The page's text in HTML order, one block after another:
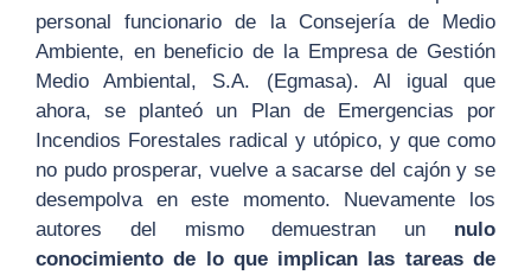
personal funcionario de la Consejería de Medio
Ambiente, en beneficio de la Empresa de Gestión
Medio Ambiental, S.A. (Egmasa). Al igual que
ahora, se planteó un Plan de Emergencias por
Incendios Forestales radical y utópico, y que como
no pudo prosperar, vuelve a sacarse del cajón y se
desempolva en este momento. Nuevamente los
autores del mismo demuestran un nulo
conocimiento de lo que implican las tareas de